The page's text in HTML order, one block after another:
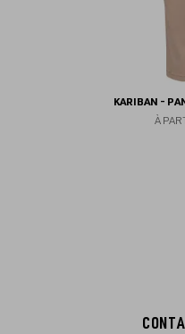
KARIBAN -
À